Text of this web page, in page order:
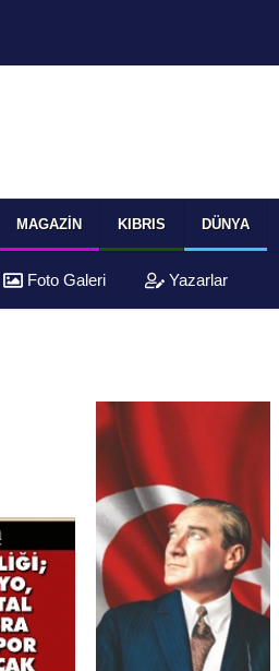
MAGAZIN KIBRIS DÜNYA
Foto Galeri Yazarlar